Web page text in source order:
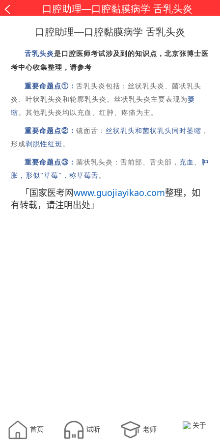
口腔助理—口腔黏膜病学 舌乳头炎
口腔助理—口腔黏膜病学 舌乳头炎
舌乳头炎是口腔医师考试涉及到的知识点，北京张博士医
考中心收集整理，请参考
重要命题点①：舌乳头炎包括：丝状乳头炎、菌状乳头
炎、叶状乳头炎和轮廓乳头炎。丝状乳头炎 主要表现为萎
缩。其他乳头炎均以充血、红肿、疼痛为主。
重要命题点②：镜面舌：丝状乳头和菌状乳头同时萎缩 ，
形成剥脱性红斑 。
重要命题点③：菌状乳头炎：舌前部、舌尖部， 充血 、 肿
胀 ，形似“草莓”，称草莓舌。
「国家医考网www.guojiayikao.com整理，如
有转载，请注明出处」
首页 试听 老师 关于